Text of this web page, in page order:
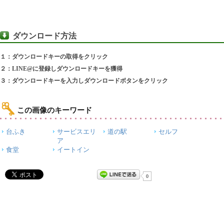
ダウンロード方法
１：ダウンロードキーの取得をクリック
２：LINE@に登録しダウンロードキーを獲得
３：ダウンロードキーを入力しダウンロードボタンをクリック
この画像のキーワード
台ふき
サービスエリ
ア
道の駅 セルフ
食堂 イートイン
0